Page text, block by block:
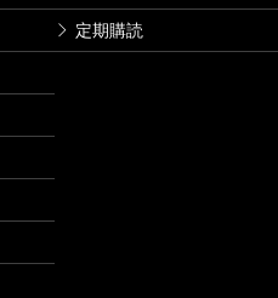
定期購読